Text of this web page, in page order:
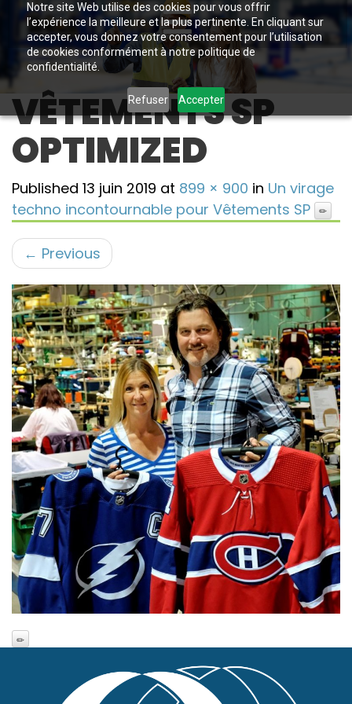
Notre site Web utilise des cookies pour vous offrir
l’expérience la meilleure et la plus pertinente. En cliquant sur
accepter, vous donnez votre consentement pour l’utilisation
de cookies conformément à notre politique de
confidentialité.
Refuser Accepter
VÊTEMENTS SP
OPTIMIZED
Published 13 juin 2019 at 899 × 900 in Un virage
techno incontournable pour Vêtements SP
← Previous